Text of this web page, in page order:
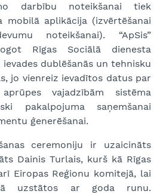
darbību noteikšanai tiek
mobilā aplikācija (izvērtēšanai
noteikšanai). “ApSis”
Rīgas Sociālā dienesta
dublēšanās un tehnisku
jo vienreiz ievadītos datus par
vajadzībām sistēma
pakalpojuma saņemšanai
ģenerēšanai.
ceremoniju ir uzaicināts
Dainis Turlais, kurš kā Rīgas
Eiropas Reģionu komitejā, lai
uzstātos ar goda runu.